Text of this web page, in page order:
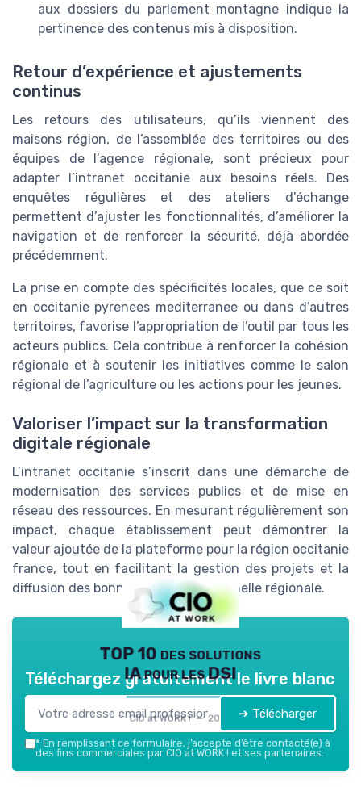
aux dossiers du parlement montagne indique la
pertinence des contenus mis à disposition.
Retour d’expérience et ajustements
continus
Les retours des utilisateurs, qu’ils viennent des
maisons région, de l’assemblée des territoires ou des
équipes de l’agence régionale, sont précieux pour
adapter l’intranet occitanie aux besoins réels. Des
enquêtes régulières et des ateliers d’échange
permettent d’ajuster les fonctionnalités, d’améliorer la
navigation et de renforcer la sécurité, déjà abordée
précédemment.
La prise en compte des spécificités locales, que ce soit
en occitanie pyrenees mediterranee ou dans d’autres
territoires, favorise l’appropriation de l’outil par tous les
acteurs publics. Cela contribue à renforcer la cohésion
régionale et à soutenir les initiatives comme le salon
régional de l’agriculture ou les actions pour les jeunes.
Valoriser l’impact sur la transformation
digitale régionale
L’intranet occitanie s’inscrit dans une démarche de
modernisation des services publics et de mise en
réseau des ressources. En mesurant régulièrement son
impact, chaque établissement peut démontrer la
valeur ajoutée de la plateforme pour la région occitanie
france, tout en facilitant la gestion des projets et la
diffusion des bonnes pratiques à l’échelle régionale.
TOP 10 des solutions
IA pour les DSI
CIO at WORK ! — 2026
Téléchargez gratuitement le livre blanc
➔ Télécharger
* En remplissant ce formulaire, j’accepte d’être contacté(e) à
des fins commerciales par CIO at WORK ! et ses partenaires.